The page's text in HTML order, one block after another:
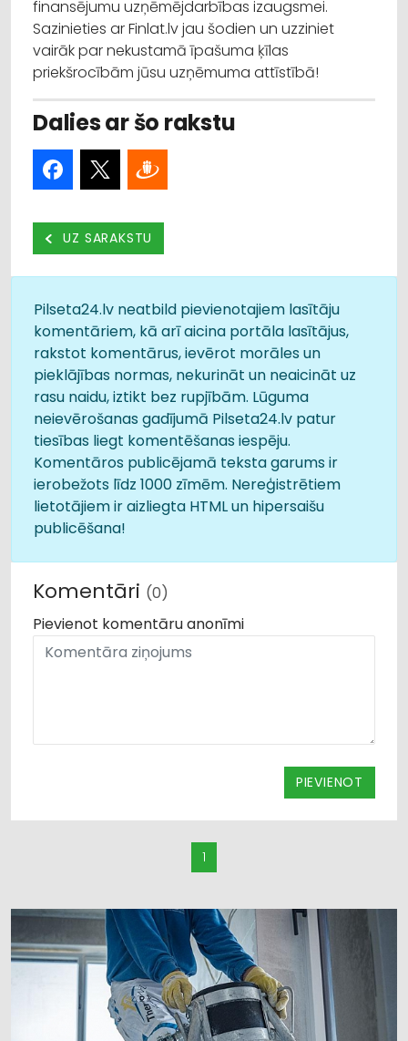
finansējumu uzņēmējdarbības izaugsmei.
Sazinieties ar Finlat.lv jau šodien un uzziniet
vairāk par nekustamā īpašuma ķīlas
priekšrocībām jūsu uzņēmuma attīstībā!
Dalies ar šo rakstu
UZ SARAKSTU
Pilseta24.lv neatbild pievienotajiem lasītāju
komentāriem, kā arī aicina portāla lasītājus,
rakstot komentārus, ievērot morāles un
pieklājības normas, nekurināt un neaicināt uz
rasu naidu, iztikt bez rupjībām. Lūguma
neievērošanas gadījumā Pilseta24.lv patur
tiesības liegt komentēšanas iespēju.
Komentāros publicējamā teksta garums ir
ierobežots līdz 1000 zīmēm. Nereģistrētiem
lietotājiem ir aizliegta HTML un hipersaišu
publicēšana!
Komentāri (0)
Pievienot komentāru anonīmi
PIEVIENOT
1